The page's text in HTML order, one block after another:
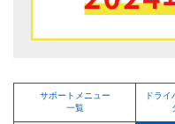
サポートメニュー
一覧
ドライ